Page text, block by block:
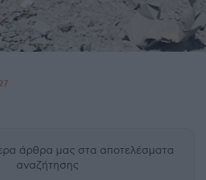
άρθρα μας στα αποτελέσματα
αναζήτησης